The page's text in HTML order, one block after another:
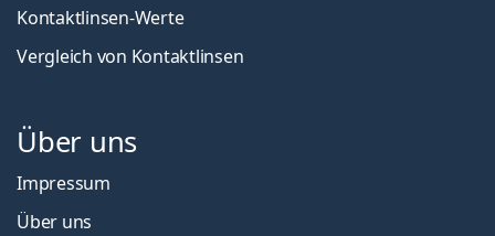
Kontaktlinsen-Werte
Vergleich von Kontaktlinsen
Über uns
Impressum
Über uns